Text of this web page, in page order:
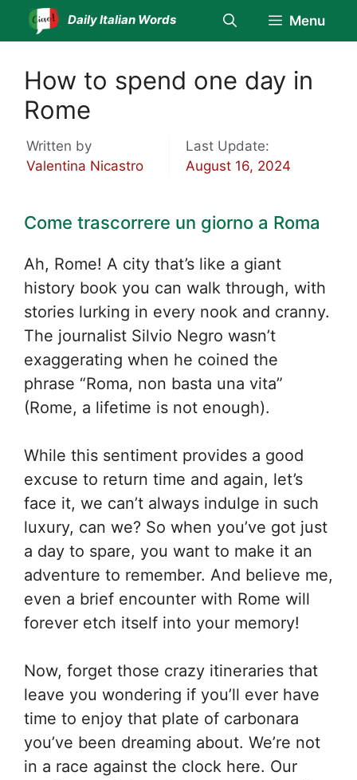
Skip
Daily Italian Words Menu
How to spend one day in
Rome
Written by
Valentina Nicastro
Last Update:
August 16, 2024
Come trascorrere un giorno a Roma
Ah, Rome! A city that’s like a giant
history book you can walk through, with
stories lurking in every nook and cranny.
The journalist Silvio Negro wasn’t
exaggerating when he coined the
phrase “Roma, non basta una vita”
(Rome, a lifetime is not enough).
While this sentiment provides a good
excuse to return time and again, let’s
face it, we can’t always indulge in such
luxury, can we? So when you’ve got just
a day to spare, you want to make it an
adventure to remember. And believe me,
even a brief encounter with Rome will
forever etch itself into your memory!
Now, forget those crazy itineraries that
leave you wondering if you’ll ever have
time to enjoy that plate of carbonara
you’ve been dreaming about. We’re not
in a race against the clock here. Our